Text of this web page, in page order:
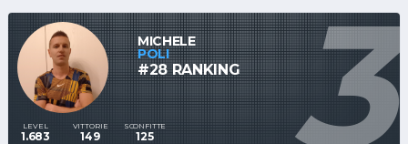
MICHELE
POLI
#28 RANKING
LEVEL
1.683
VITTORIE
149
SCONFITTE
125